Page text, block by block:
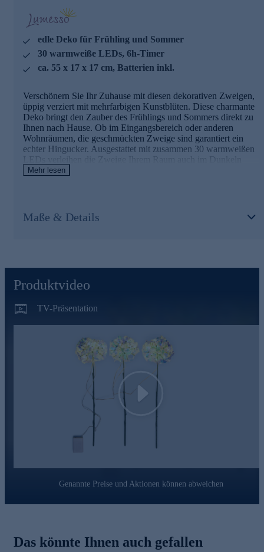
Hingucker in Eingangsbereichen und anderen
Wohnräumen
mit 6-Stunden-Timer-Funktion
3 AA-Batterien sind im Lieferumfang enthalten
durch den Batteriebetrieb unabhängig von einer
mit unauffälligem transparenten Kabel
Tipp: weitere LED-Leuchtzweige mit Zitronen unter
481363
Ergänzende Artikel (Batterien/Akkus):
edle Deko für Frühling und Sommer
30 warmweiße LEDs, 6h-Timer
ca. 55 x 17 x 17 cm, Batterien inkl.
Verschönern Sie Ihr Zuhause mit diesen dekorativen Zweigen,
üppig verziert mit mehrfarbigen Kunstblüten. Diese charmante
Deko bringt den Zauber des Frühlings und Sommers direkt zu
Ihnen nach Hause. Ob im Eingangsbereich oder anderen
Wohnräumen, die geschmückten Zweige sind garantiert ein
echter Hingucker. Ausgestattet mit zusammen 30 warmweißen
LEDs verleihen die Zweige Ihrem Raum auch im Dunkeln
eine gemütliche Atmosphäre. Ein praktischer 6-Stunden-Timer
Die Details für Sie in der Übersicht
Hingucker in Eingangsbereichen und anderen
Wohnräumen
mit 30 warmweißen LEDs
3 AA-Batterien sind im Lieferumfang enthalten
in der Nähe und dadurch sehr variabel
mit unauffälligem transparenten Kabel
Tipp: weitere LED-Leuchtzweige mit Zitronen unter
Ergänzende Artikel (Batterien/Akkus):
476053 - 70tlg. Batterienset: 38xAA + 32xAAA (verfügbar
Mehr lesen
Maße & Details
Produktvideo
TV-Präsentation
Play
Genannte Preise und Aktionen können abweichen
Das könnte Ihnen auch gefallen